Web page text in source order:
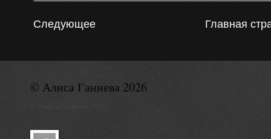
Следующее Главная
© Алиса Ганиева 2026